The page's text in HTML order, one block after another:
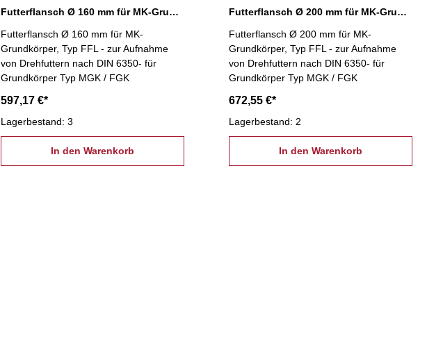
Futterflansch Ø 160 mm für MK-Grundkörper
Futterflansch Ø 160 mm für MK-
Grundkörper, Typ FFL - zur Aufnahme
von Drehfuttern nach DIN 6350- für
Grundkörper Typ MGK / FGK
597,17 €*
Lagerbestand: 3
In den Warenkorb
Futterflansch Ø 200 mm für MK-Grundkörper
Futterflansch Ø 200 mm für MK-
Grundkörper, Typ FFL - zur Aufnahme
von Drehfuttern nach DIN 6350- für
Grundkörper Typ MGK / FGK
672,55 €*
Lagerbestand: 2
In den Warenkorb